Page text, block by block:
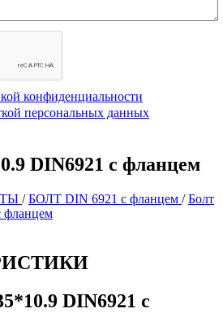
конфиденциальности
персональных данных
DIN6921 с фланцем
/БОЛТ DIN 6921 c фланцем /Болт
фланцем
DIN6921 с